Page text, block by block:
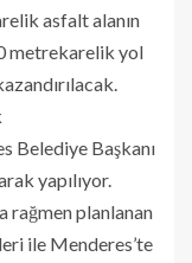
asfalt alanın
metrekarelik yol
Belediye Başkanı
yapılıyor.
rağmen planlanan
ile Menderes’te